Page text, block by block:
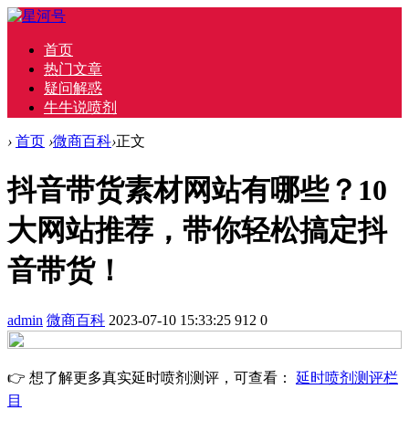
首页
热门文章
疑问解惑
牛牛说喷剂
› 首页 ›微商百科›正文
抖音带货素材网站有哪些？10
大网站推荐，带你轻松搞定抖
音带货！
admin 微商百科 2023-07-10 15:33:25 912 0
👉 想了解更多真实延时喷剂测评，可查看： 延时喷剂测评栏
目